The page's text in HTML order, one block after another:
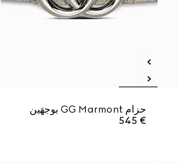
حزام GG Marmont بوجهَين
€ 545